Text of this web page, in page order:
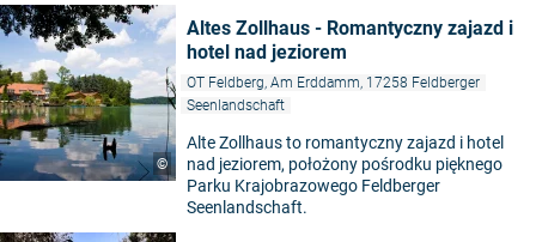
©
Altes Zollhaus - Romantyczny zajazd i
hotel nad jeziorem
OT Feldberg, Am Erddamm, 17258 Feldberger
Seenlandschaft
Alte Zollhaus to romantyczny zajazd i hotel
nad jeziorem, położony pośrodku pięknego
Parku Krajobrazowego Feldberger
Seenlandschaft.